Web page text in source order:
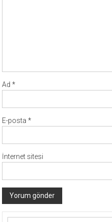
Ad*
E-posta*
İnternet sitesi